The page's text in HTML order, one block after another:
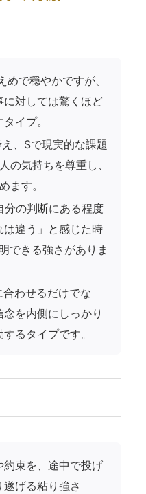
めで穏やかですが、
対しては驚くほど
イプ。
、Sで現実的な課題
の気持ちを尊重し、
ます。
分の判断にある程度
違う」と感じた時
できる強さがありま
合わせるだけでな
を内側にしっかり
るタイプです。
束を、途中で投げ
げる粘り強さ